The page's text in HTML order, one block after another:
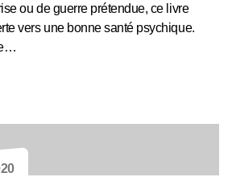
ou de guerre prétendue, ce livre
vers une bonne santé psychique.